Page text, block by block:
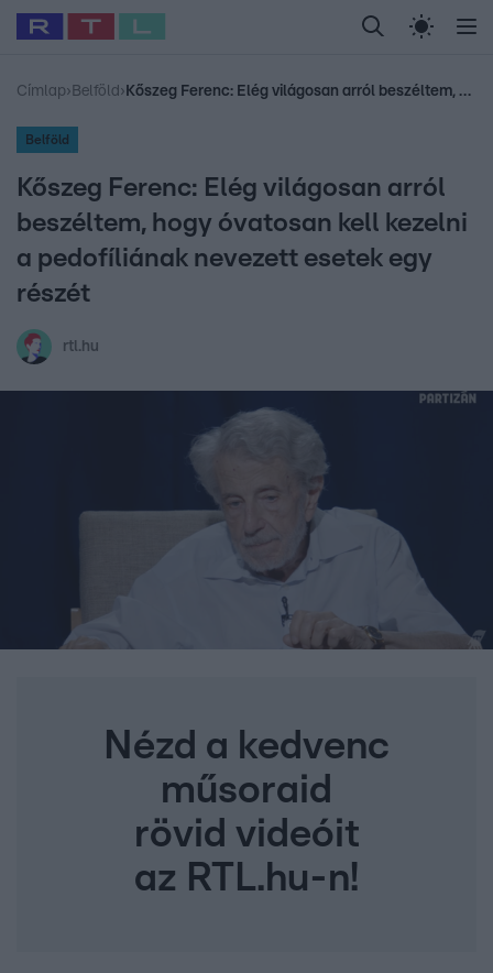
Legfrissebb RTL Híradó Randi Celeb vagyok,
Babits Marcella Most Wanted Gallusz
Címlap› Belföld › Kőszeg Ferenc: Elég világosan arról beszéltem, hogy óvatosan kell kezelni a pedofíliának nevezett esetek egy részét
Belföld
Kőszeg Ferenc: Elég világosan arról
beszéltem, hogy óvatosan kell kezelni
a pedofíliának nevezett esetek egy
részét
rtl.hu
Nézd a kedvenc
műsoraid
rövid videóit
az RTL.hu-n!